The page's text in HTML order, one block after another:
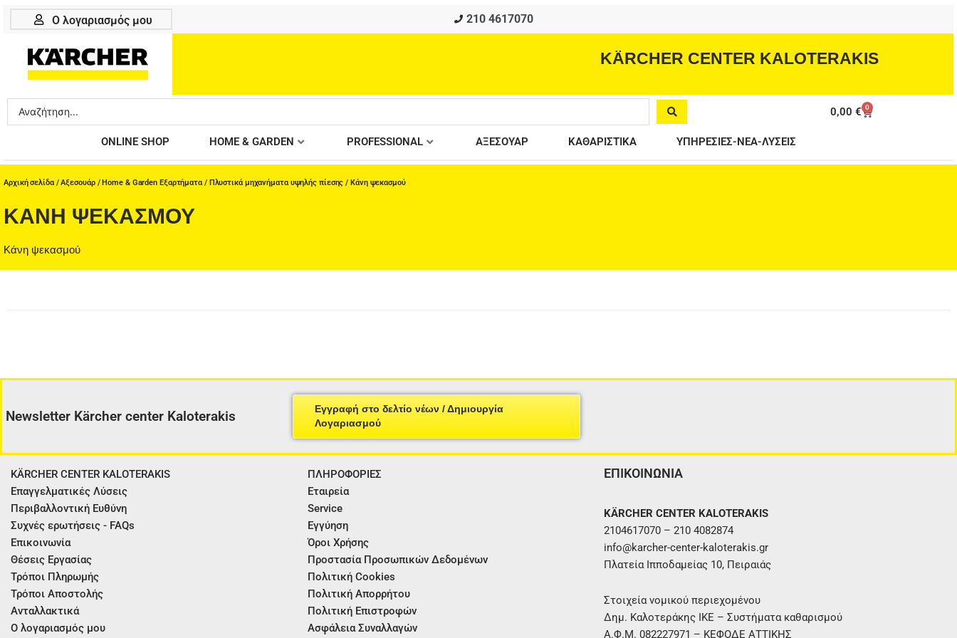
Μετάβαση
Ο λογαριασμός μου 210 4617070
KÄRCHER CENTER KALOTERAKIS
Search
...
0,00€ 0
Cart
ONLINE SHOP HOME & GARDEN PROFESSIONAL ΑΞΕΣΟΥΑΡ ΚΑΘΑΡΙΣΤΙΚΑ ΥΠΗΡΕΣΙΕΣ-ΝΕΑ-ΛΥΣΕΙΣ
Αρχική σελίδα/Αξεσουάρ/ Home & Garden Εξαρτήματα/ Πλυστικά μηχανήματα υψηλής πίεσης / Κάνη ψεκασμού
ΚΆΝΗ ΨΕΚΑΣΜΟΎ
Κάνη ψεκασμού
Newsletter Kärcher center Kaloterakis
Εγγραφή στο δελτίο νέων / Δημιουργία
Λογαριασμού
KÄRCHER CENTER KALOTERAKIS
Επαγγελματικές Λύσεις
Περιβαλλοντική Ευθύνη
Συχνές ερωτήσεις - FAQs
Επικοινωνία
Θέσεις Εργασίας
Τρόποι Πληρωμής
Τρόποι Αποστολής
Ανταλλακτικά
Ο λογαριασμός μου
ΠΛΗΡΟΦΟΡΙΕΣ
Εταιρεία
Service
Εγγύηση
Όροι Χρήσης
Προστασία Προσωπικών Δεδομένων
Πολιτική Cookies
Πολιτική Απορρήτου
Πολιτική Επιστροφών
Ασφάλεια Συναλλαγών
ΕΠΙΚΟΙΝΩΝΙΑ
KÄRCHER CENTER KALOTERAKIS
2104617070 – 210 4082874
info@karcher-center-kaloterakis.gr
Πλατεία Ιπποδαμείας 10, Πειραιάς
Στοιχεία νομικού περιεχομένου
Δημ. Καλοτεράκης ΙΚΕ – Συστήματα καθαρισμού
Α.Φ.Μ. 082227971 – ΚΕΦΟΔΕ ΑΤΤΙΚΗΣ